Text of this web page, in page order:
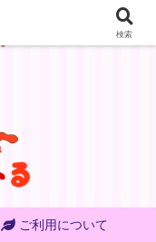
ご利用について
検索